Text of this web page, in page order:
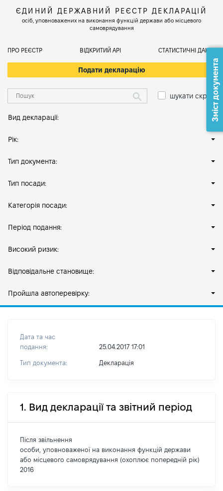
ЄДИНИЙ ДЕРЖАВНИЙ РЕЄСТР ДЕКЛАРАЦІЙ
осіб, уповноважених на виконання функцій держави або місцевого
самоврядування
ПРО РЕЄСТР ВІДКРИТИЙ АРІ СТАТИСТИЧНІ ДАНІ
Подати декларацію
шукати скрізь
Вид декларації:
Рік:
Тип документа:
Тип посади:
Категорія посади:
Період подання:
Високий ризик:
Відповідальне становище:
Пройшла автоперевірку:
Дата та час
подання:
25.04.2017 17:01
Тип документа: Декларація
1. Вид декларації та звітний період
Після звільнення
особи, уповноваженої на виконання функцій держави
або місцевого самоврядування (охоплює попередній рік)
2016
Зміст документа